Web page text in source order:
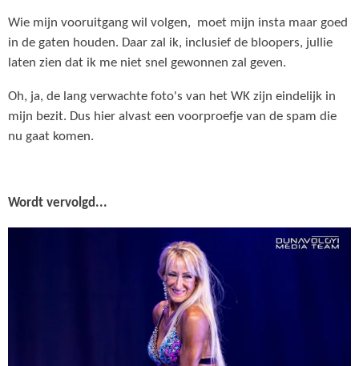
Wie mijn vooruitgang wil volgen, moet mijn insta maar goed
in de gaten houden. Daar zal ik, inclusief de bloopers, jullie
laten zien dat ik me niet snel gewonnen zal geven.
Oh, ja, de lang verwachte foto's van het WK zijn eindelijk in
mijn bezit. Dus hier alvast een voorproefje van de spam die
nu gaat komen.
Wordt vervolgd...